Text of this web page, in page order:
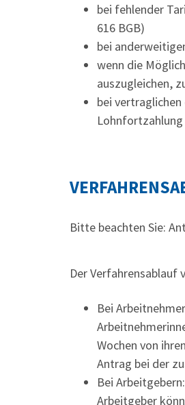
bei fehlender
616 BGB)
bei
wenn die
auszugleichen,
bei
Lohnfortzahlung
Bitte beachten Sie:
Der Verfahrensablauf
Bei
Wochen von
Antrag bei der
Bei Arbeitgebern:
Arbeitgeber